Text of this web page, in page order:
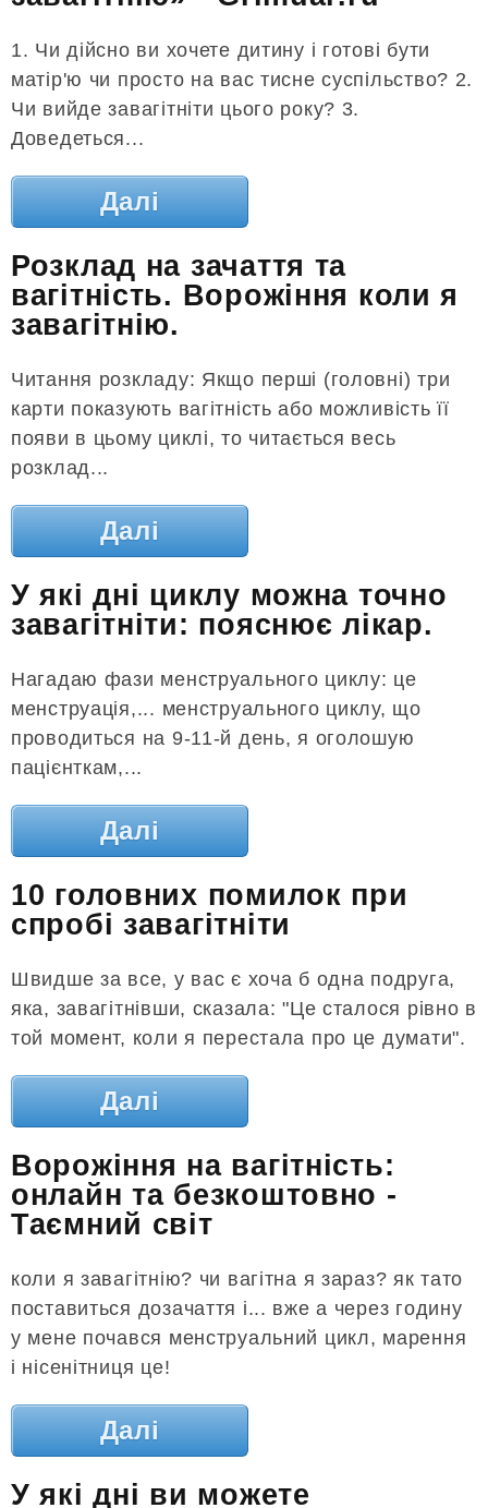
1. Чи дійсно ви хочете дитину і готові бути
матір'ю чи просто на вас тисне суспільство? 2.
Чи вийде завагітніти цього року? 3.
Доведеться...
Далі
Розклад на зачаття та
вагітність. Ворожіння коли я
завагітнію.
Читання розкладу: Якщо перші (головні) три
карти показують вагітність або можливість її
появи в цьому циклі, то читається весь
розклад...
Далі
У які дні циклу можна точно
завагітніти: пояснює лікар.
Нагадаю фази менструального циклу: це
менструація,... менструального циклу, що
проводиться на 9-11-й день, я оголошую
пацієнткам,...
Далі
10 головних помилок при
спробі завагітніти
Швидше за все, у вас є хоча б одна подруга,
яка, завагітнівши, сказала: "Це сталося рівно в
той момент, коли я перестала про це думати".
Далі
Ворожіння на вагітність:
онлайн та безкоштовно -
Таємний світ
коли я завагітнію? чи вагітна я зараз? як тато
поставиться дозачаття і... вже а через годину
у мене почався менструальний цикл, марення
і нісенітниця це!
Далі
У які дні ви можете